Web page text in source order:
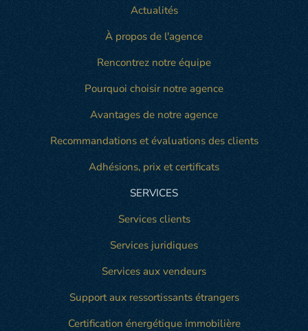
Actualités
À propos de l'agence
Rencontrez notre équipe
Pourquoi choisir notre agence
Avantages de notre agence
Recommandations et évaluations des clients
Adhésions, prix et certificats
SERVICES
Services clients
Services juridiques
Services aux vendeurs
Support aux ressortissants étrangers
Certification énergétique immobilière